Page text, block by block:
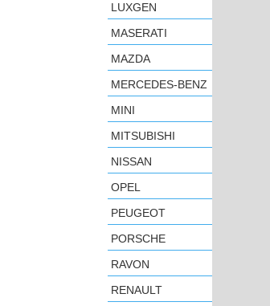
LUXGEN
MASERATI
MAZDA
MERCEDES-BENZ
MINI
MITSUBISHI
NISSAN
OPEL
PEUGEOT
PORSCHE
RAVON
RENAULT